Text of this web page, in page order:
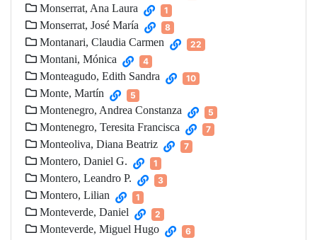
Monserrat, Ana Laura 1
Monserrat, José María 8
Montanari, Claudia Carmen 22
Montani, Mónica 4
Monteagudo, Edith Sandra 10
Monte, Martín 5
Montenegro, Andrea Constanza 5
Montenegro, Teresita Francisca 7
Monteoliva, Diana Beatriz 7
Montero, Daniel G. 1
Montero, Leandro P. 3
Montero, Lilian 1
Monteverde, Daniel 2
Monteverde, Miguel Hugo 6